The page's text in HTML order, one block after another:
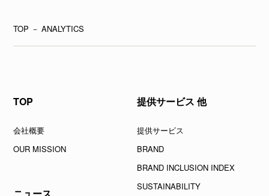
TOP －ANALYTICS
TOP
会社概要
OUR MISSION
提供サービス 他
提供サービス
BRAND
BRAND INCLUSION INDEX
SUSTAINABILITY